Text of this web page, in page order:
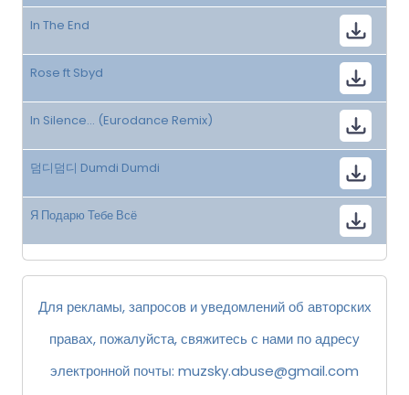
In The End
Rose ft Sbyd
In Silence... (Eurodance Remix)
덤디덤디 Dumdi Dumdi
Я Подарю Тебе Всё
Для рекламы, запросов и уведомлений об авторских
правах, пожалуйста, свяжитесь с нами по адресу
электронной почты: muzsky.abuse@gmail.com